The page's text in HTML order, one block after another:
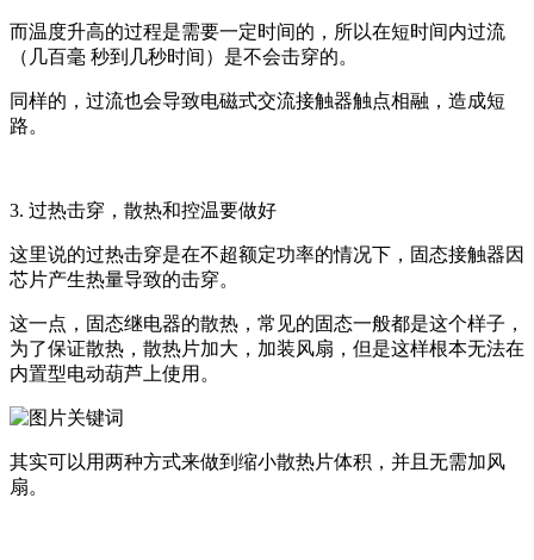
而温度升高的过程是需要一定时间的，所以在短时间内过流
（几百毫 秒到几秒时间）是不会击穿的。
同样的，过流也会导致电磁式交流接触器触点相融，造成短
路。
3. 过热击穿，散热和控温要做好
这里说的过热击穿是在不超额定功率的情况下，固态接触器因
芯片产生热量导致的击穿。
这一点，固态继电器的散热，常见的固态一般都是这个样子，
为了保证散热，散热片加大，加装风扇，但是这样根本无法在
内置型电动葫芦上使用。
其实可以用两种方式来做到缩小散热片体积，并且无需加风
扇。